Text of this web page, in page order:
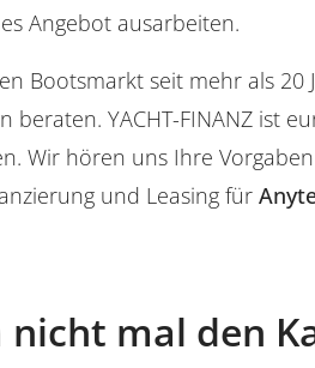
Angebot ausarbeiten.
Bootsmarkt seit mehr als
beraten. YACHT-FINANZ
Wir hören uns Ihre
und Leasing für
mal den